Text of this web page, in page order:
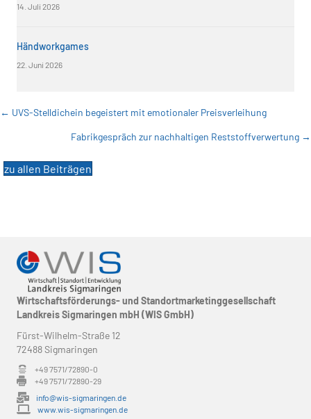
14. Juli 2026
Händworkgames
22. Juni 2026
Posts
navigation
← UVS-Stelldichein begeistert mit emotionaler Preisverleihung
Fabrikgespräch zur nachhaltigen Reststoffverwertung →
zu allen Beiträgen
Wirtschaftsförderungs- und Standortmarketinggesellschaft
Landkreis Sigmaringen mbH (WIS GmbH)
Fürst-Wilhelm-Straße 12
72488 Sigmaringen
+49 7571/72890-0
+49 7571/72890-29
info@wis-sigmaringen.de
www.wis-sigmaringen.de